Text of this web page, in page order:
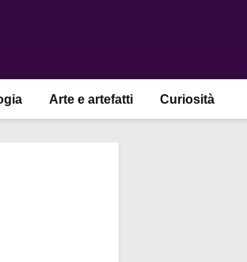
Arte e artefatti Curiosità